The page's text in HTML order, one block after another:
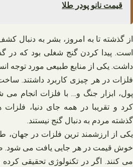
قیمت نانو پودر طلا
از گذشته تا به امروز، بشر به دنبال
است. پیدا کردن گنج شغلی بود که در
داشت. یکی از منابع طبیعی مورد توجه
فلزات در هر چیزی کاربرد داشتند. ساخت
پول، ابزار جنگ و… با فلزات انجام
کرد و تقریبا در همه جای دنیا،
گذشته مردم به دنبال گنج نیستند.
یکی از ارزشمند ترین فلزات در
خوش قیمت در هر جایی یافت می شود.
می کنند. اگر در تکنولوژی تحقیقی